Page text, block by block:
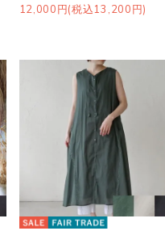
12,000円(税込13,200円)